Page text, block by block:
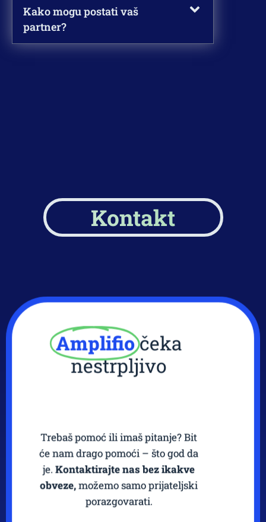
Kako mogu postati vaš
partner?
Kontakt
Amplifiočeka
nestrpljivo
Trebaš pomoć ili imaš pitanje? Bit
će nam drago pomoći – što god da
je. Kontaktirajte nas bez ikakve
obveze,možemo samo prijateljski
porazgovarati.